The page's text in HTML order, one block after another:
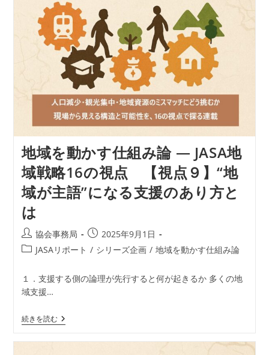
戦
略
16
の
視
点
【視
点
０】
地
域
を
る“商
工
会
議
所・
商
来
と
は
地域を動かす仕組み論 ― JASA地
域戦略16の視点 【視点９】“地
域が主語”になる支援のあり方と
は
投
稿
協会事務局
投
稿
日:
2025年9月1日
投
カ
テ
ゴ
ー:
JASAリポート / シリーズ企画 / 地域を動かす仕組み論
１．支援する側の論理が先行すると何が起きるか 多くの地
域支援…
続きを読む地
域